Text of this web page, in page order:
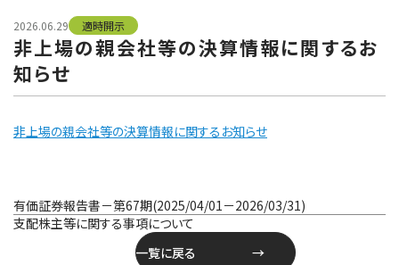
2026.06.29 適時開示
非上場の親会社等の決算情報に関するお
知らせ
非上場の親会社等の決算情報に関するお知らせ
投
稿
有価証券報告書－第67期(2025/04/01－2026/03/31)
支配株主等に関する事項について
一覧に戻る